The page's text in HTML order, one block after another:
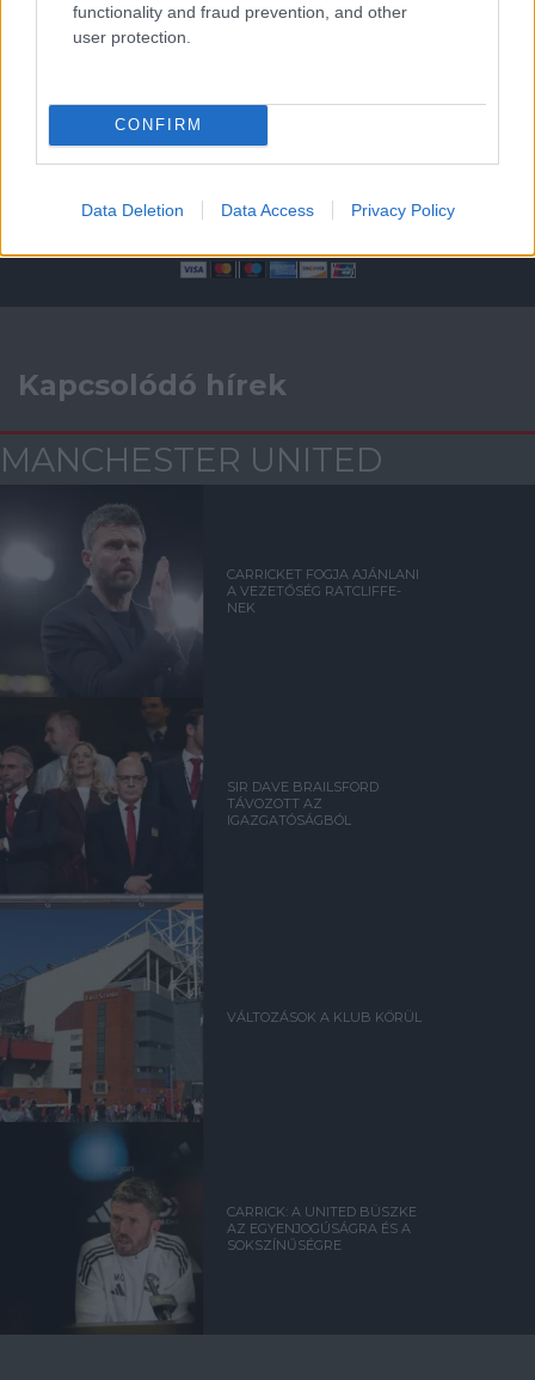
functionality and fraud prevention, and other
user protection.
CONFIRM
Data Deletion Data Access Privacy Policy
ELŐZŐ MÉRKŐZÉSEK
Támogatás
a ManUtdFanatics.hu működését!
Kapcsolódó hírek
MANCHESTER UNITED
CARRICKET FOGJA AJÁNLANI
A VEZETŐSÉG RATCLIFFE-
NEK
SIR DAVE BRAILSFORD
TÁVOZOTT AZ
IGAZGATÓSÁGBÓL
VÁLTOZÁSOK A KLUB KÖRÜL
CARRICK: A UNITED BÜSZKE
AZ EGYENJOGÚSÁGRA ÉS A
SOKSZÍNŰSÉGRE